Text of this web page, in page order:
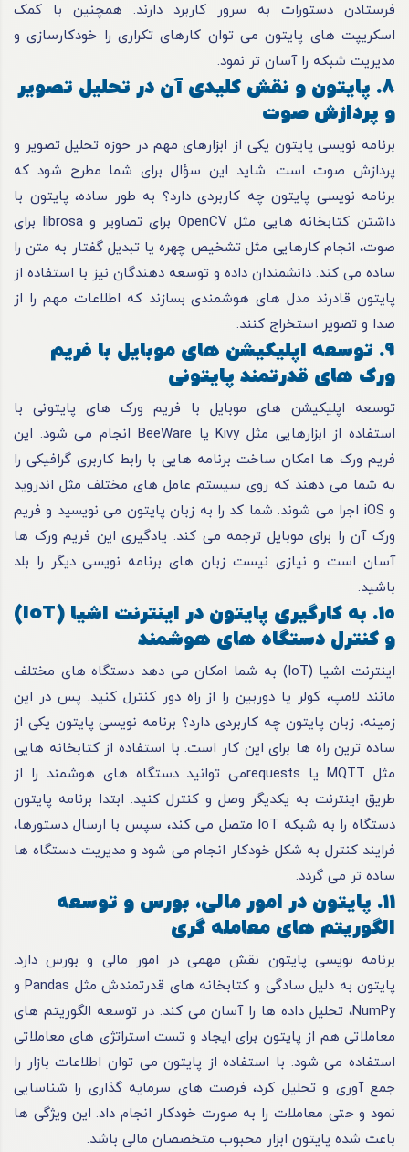
فرستادن دستورات به سرور کاربرد دارند. همچنین با کمک
اسکریپت های پایتون می توان کارهای تکراری را خودکارسازی و
مدیریت شبکه را آسان تر نمود.
8. پایتون و نقش کلیدی آن در تحلیل تصویر
و پردازش صوت
برنامه نویسی پایتون یکی از ابزارهای مهم در حوزه تحلیل تصویر و
پردازش صوت است. شاید این سؤال برای شما مطرح شود که
برنامه نویسی پایتون چه کاربردی دارد؟ به طور ساده، پایتون با
داشتن کتابخانه هایی مثل OpenCV برای تصاویر و librosa برای
صوت، انجام کارهایی مثل تشخیص چهره یا تبدیل گفتار به متن را
ساده می کند. دانشمندان داده و توسعه دهندگان نیز با استفاده از
پایتون قادرند مدل های هوشمندی بسازند که اطلاعات مهم را از
صدا و تصویر استخراج کنند.
9. توسعه اپلیکیشن های موبایل با فریم
ورک های قدرتمند پایتونی
توسعه اپلیکیشن های موبایل با فریم ورک های پایتونی با
استفاده از ابزارهایی مثل Kivy یا BeeWare انجام می شود. این
فریم ورک ها امکان ساخت برنامه هایی با رابط کاربری گرافیکی را
به شما می دهند که روی سیستم عامل های مختلف مثل اندروید
و iOS اجرا می شوند. شما کد را به زبان پایتون می نویسید و فریم
ورک آن را برای موبایل ترجمه می کند. یادگیری این فریم ورک ها
آسان است و نیازی نیست زبان های برنامه نویسی دیگر را بلد
باشید.
10. به کارگیری پایتون در اینترنت اشیا (IoT)
و کنترل دستگاه های هوشمند
اینترنت اشیا (IoT) به شما امکان می دهد دستگاه های مختلف
مانند لامپ، کولر یا دوربین را از راه دور کنترل کنید. پس در این
زمینه، زبان پایتون چه کاربردی دارد؟ برنامه نویسی پایتون یکی از
ساده ترین راه ها برای این کار است. با استفاده از کتابخانه هایی
مثل MQTT یا requestsمی توانید دستگاه های هوشمند را از
طریق اینترنت به یکدیگر وصل و کنترل کنید. ابتدا برنامه پایتون
دستگاه را به شبکه IoT متصل می کند، سپس با ارسال دستورها،
فرایند کنترل به شکل خودکار انجام می شود و مدیریت دستگاه ها
ساده تر می گردد.
11. پایتون در امور مالی، بورس و توسعه
الگوریتم های معامله گری
برنامه نویسی پایتون نقش مهمی در امور مالی و بورس دارد.
پایتون به دلیل سادگی و کتابخانه های قدرتمندش مثل Pandas و
NumPy، تحلیل داده ها را آسان می کند. در توسعه الگوریتم های
معاملاتی هم از پایتون برای ایجاد و تست استراتژی های معاملاتی
استفاده می شود. با استفاده از پایتون می توان اطلاعات بازار را
جمع آوری و تحلیل کرد، فرصت های سرمایه گذاری را شناسایی
نمود و حتی معاملات را به صورت خودکار انجام داد. این ویژگی ها
باعث شده پایتون ابزار محبوب متخصصان مالی باشد.